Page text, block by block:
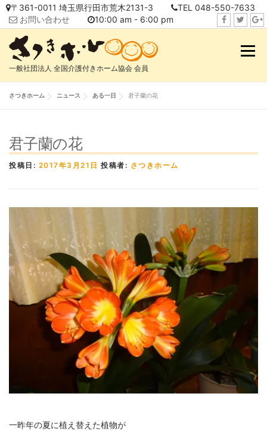
コ
テ
ス
〒361-0011 埼玉県行田市荒木2131-3
TEL 048-550-7633
お問い合わせ
10:00 am - 6:00 pm
w
i
一般社団法人 全国介護付きホーム協会 会員
メニュ
さつきホーム ニュース ある一日 君子蘭の花
君子蘭の花
投稿日: 2017年3月21日 投稿者: さつきホーム
一昨年の夏に植え替えた植物が